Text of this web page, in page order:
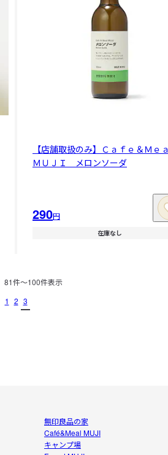
【店舗取扱のみ】Ｃａｆｅ＆Ｍｅ
ＭＵＪＩ メロンソーダ
290円
在庫なし
81件〜100件表示
1 2 3
無印良品の家
Café&Meal MUJI
キャンプ場